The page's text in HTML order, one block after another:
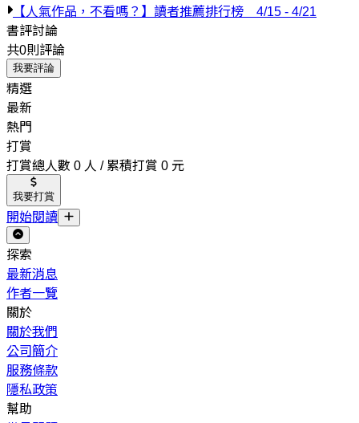
【人氣作品，不看嗎？】讀者推薦排行榜 4/15 - 4/21
書評討論
共0則評論
我要評論
精選
最新
熱門
打賞
打賞總人數 0 人 / 累積打賞 0 元
我要打賞
開始閱讀
探索
最新消息
作者一覽
關於
關於我們
公司簡介
服務條款
隱私政策
幫助